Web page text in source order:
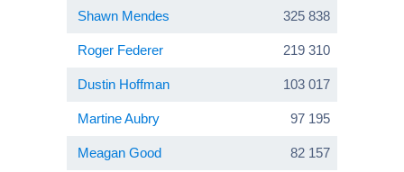
Shawn Mendes 325 838
Roger Federer 219 310
Dustin Hoffman 103 017
Martine Aubry 97 195
Meagan Good 82 157